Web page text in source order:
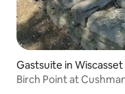
Gastsuite in Wiscasset
Birch Point at